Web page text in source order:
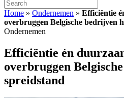
Home » Ondernemen » Efficiëntie
overbruggen Belgische bedrijven
Ondernemen
Efficiëntie én
overbruggen
spreidstand